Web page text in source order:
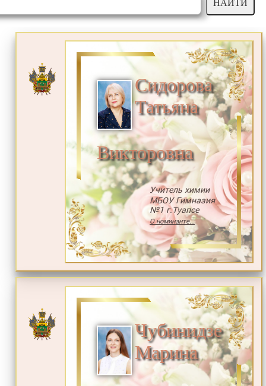
Сидорова
Татьяна
Викторовна
Учитель химии
МБОУ Гимназия
№1 г.Туапсе
О номинанте...
Чубинидзе
Марина